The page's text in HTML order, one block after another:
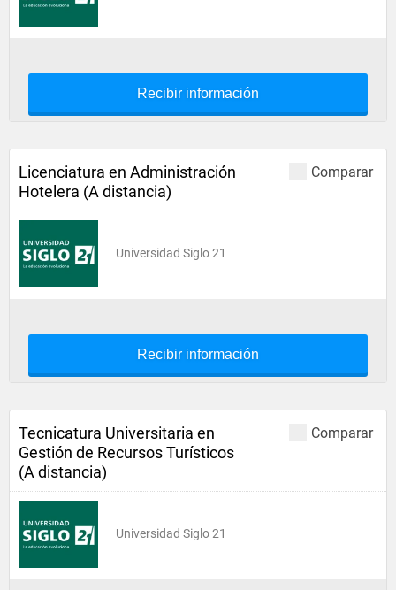
Recibir información
Comparar
Licenciatura en Administración
Hotelera (A distancia)
Universidad Siglo 21
Recibir información
Comparar
Tecnicatura Universitaria en
Gestión de Recursos Turísticos
(A distancia)
Universidad Siglo 21